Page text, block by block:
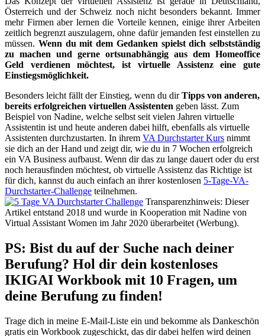
Österreich und der Schweiz noch nicht besonders bekannt. Immer
mehr Firmen aber lernen die Vorteile kennen, einige ihrer Arbeiten
zeitlich begrenzt auszulagern, ohne dafür jemanden fest einstellen zu
müssen. Wenn du mit dem Gedanken spielst dich selbstständig
zu machen und gerne ortsunabhängig aus dem Homeoffice
Geld verdienen möchtest, ist virtuelle Assistenz eine gute
Einstiegsmöglichkeit.
Besonders leicht fällt der Einstieg, wenn du dirTipps von anderen,
bereits erfolgreichen virtuellen Assistenten geben lässt. Zum
Beispiel von Nadine, welche selbst seit vielen Jahren virtuelle
Assistentin ist und heute anderen dabei hilft, ebenfalls als virtuelle
Assistenten durchzustarten. In ihrem VA Durchstarter Kurs nimmt
sie dich an der Hand und zeigt dir, wie du in 7 Wochen erfolgreich
ein VA Business aufbaust. Wenn dir das zu lange dauert oder du erst
noch herausfinden möchtest, ob virtuelle Assistenz das Richtige ist
für dich, kannst du auch einfach an ihrer kostenlosen 5-Tage-VA-
Durchstarter-Challenge teilnehmen.
Transparenzhinweis: Dieser
Artikel entstand 2018 und wurde in Kooperation mit Nadine von
Virtual Assistant Women im Jahr 2020 überarbeitet (Werbung).
PS: Bist du auf der Suche nach deiner
Berufung? Hol dir dein kostenloses
IKIGAI Workbook mit 10 Fragen, um
deine Berufung zu finden!
Trage dich in meine E-Mail-Liste ein und bekomme als Dankeschön
gratis ein Workbook zugeschickt, das dir dabei helfen wird deinen